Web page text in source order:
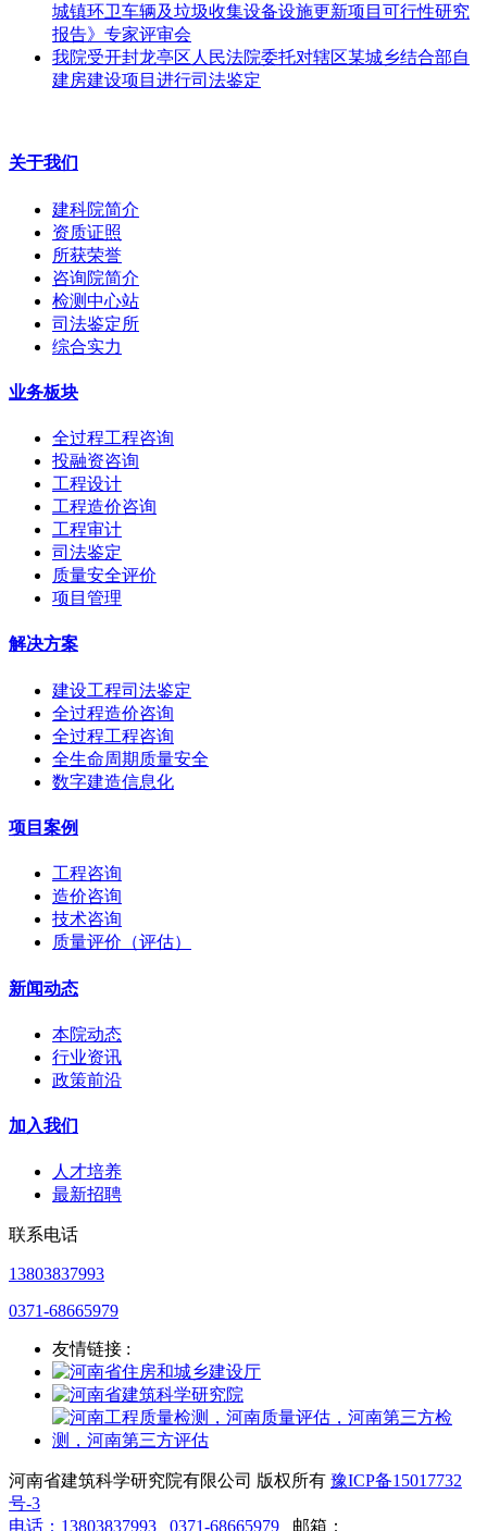
城镇环卫车辆及垃圾收集设备设施更新项目可行性研究
报告》专家评审会
我院受开封龙亭区人民法院委托对辖区某城乡结合部自
建房建设项目进行司法鉴定
关于我们
建科院简介
资质证照
所获荣誉
咨询院简介
检测中心站
司法鉴定所
综合实力
业务板块
全过程工程咨询
投融资咨询
工程设计
工程造价咨询
工程审计
司法鉴定
质量安全评价
项目管理
解决方案
建设工程司法鉴定
全过程造价咨询
全过程工程咨询
全生命周期质量安全
数字建造信息化
项目案例
工程咨询
造价咨询
技术咨询
质量评价（评估）
新闻动态
本院动态
行业资讯
政策前沿
加入我们
人才培养
最新招聘
联系电话
13803837993
0371-68665979
友情链接 :
河南省建筑科学研究院有限公司 版权所有 豫ICP备15017732
号-3
电话： 13803837993 0371-68665979 邮箱：